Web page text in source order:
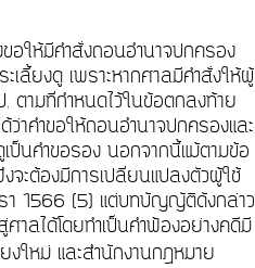
อให้มีคำสั่งถอนอำนาจปกครอง
เลี้ยงดู เพราะหากศาลมีคำสั่งให้ผู้
ตามที่กำหนดไว้ในข้อตกลงท้าย
าคำขอให้ถอนอำนาจปกครองและ
ป็นคำขอรอง นอกจากนี้แม้ตามข้อ
จะต้องมีการเปลี่ยนแปลงตัวผู้ใช้
รา 1566 (5) แต่บทบัญญัติดังกล่าว
าลได้โดยทำเป็นคำฟ้องอย่างคดีมี
ใหม่ และสำนักงานกฎหมาย